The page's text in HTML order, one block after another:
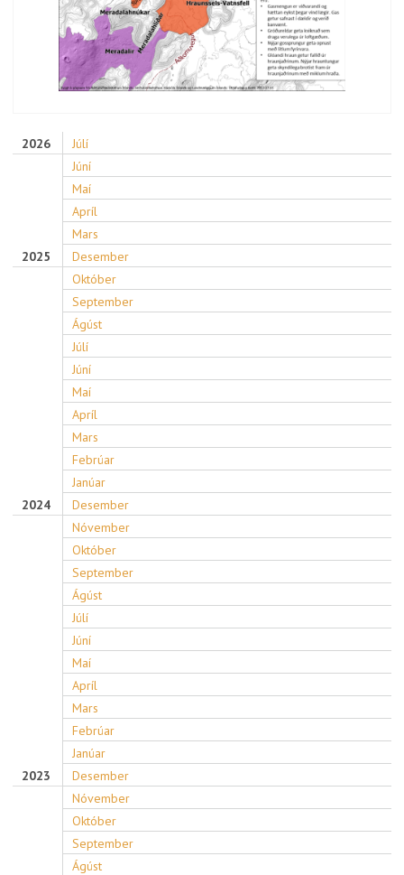
2026
Júlí
Júní
Maí
Apríl
Mars
2025
Desember
Október
September
Ágúst
Júlí
Júní
Maí
Apríl
Mars
Febrúar
Janúar
2024
Desember
Nóvember
Október
September
Ágúst
Júlí
Júní
Maí
Apríl
Mars
Febrúar
Janúar
2023
Desember
Nóvember
Október
September
Ágúst